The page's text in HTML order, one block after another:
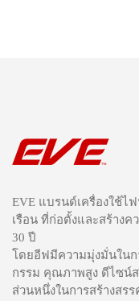
EVE แบรนด์เครื่องใช้ไ
เรือน ที่ก่อตั้งและสร้าง
30 ปี
โดยอีฟมีความมุ่งมั่นใน
กรรม คุณภาพสูง ดีไซน์ส
ส่วนหนึ่งในการสร้างสร